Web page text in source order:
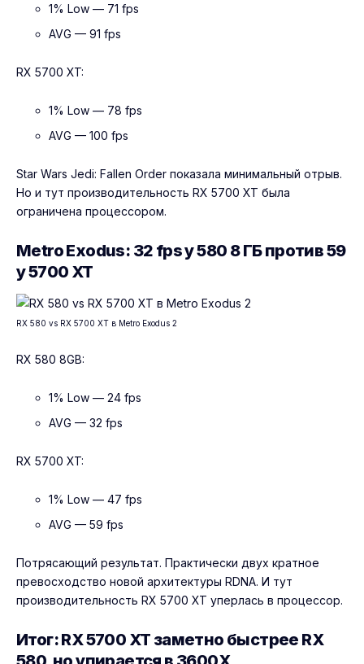
1% Low — 71 fps
AVG — 91 fps
RX 5700 XT:
1% Low — 78 fps
AVG — 100 fps
Star Wars Jedi: Fallen Order показала минимальный отрыв.
Но и тут производительность RX 5700 XT была
ограничена процессором.
Metro Exodus: 32 fps у 580 8 ГБ против 59
у 5700 XT
RX 580 vs RX 5700 XT в Metro Exodus 2
RX 580 8GB:
1% Low — 24 fps
AVG — 32 fps
RX 5700 XT:
1% Low — 47 fps
AVG — 59 fps
Потрясающий результат. Практически двух кратное
превосходство новой архитектуры RDNA. И тут
производительность RX 5700 XT уперлась в процессор.
Итог: RX 5700 XT заметно быстрее RX